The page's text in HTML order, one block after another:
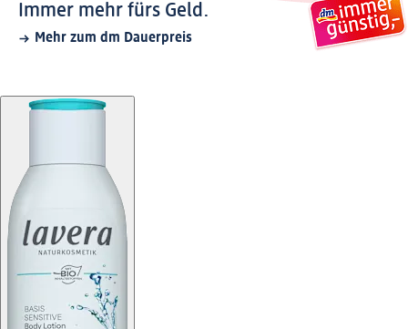
Immer mehr fürs Geld.
Mehr zum dm Dauerpreis